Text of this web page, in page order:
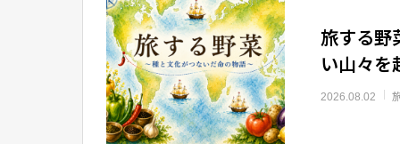
旅する野菜⑤ ミャンマー ┃ どうし
い山々を
2026.08.02